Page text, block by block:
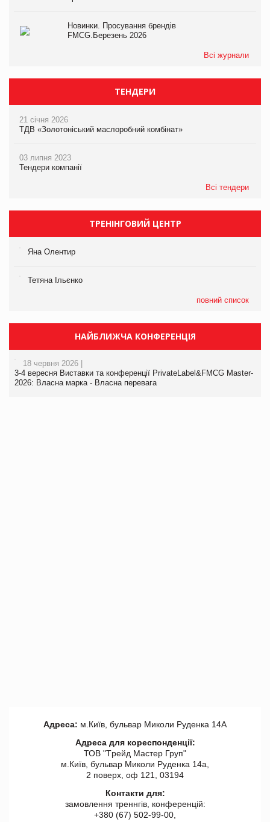
Новинки. Просування брендів
FMCG.Березень 2026
Всі журнали
ТЕНДЕРИ
21 січня 2026
ТДВ «Золотоніський маслоробний комбінат»
03 липня 2023
Тендери компанії
Всі тендери
ТРЕНІНГОВИЙ ЦЕНТР
Яна Олентир
Тетяна Ільєнко
повний список
НАЙБЛИЖЧА КОНФЕРЕНЦІЯ
18 червня 2026 |
3-4 вересня Виставки та конференції PrivateLabel&FMCG Master-
2026: Власна марка - Власна перевага
Адреса: м.Київ, бульвар Миколи Руденка 14А
Адреса для кореспонденції:
ТОВ "Tрейд Мастер Груп"
м.Київ, бульвар Миколи Руденка 14а,
2 поверх, оф 121, 03194
Контакти для:
замовлення треннгів, конференцій:
+380 (67) 502-99-00,